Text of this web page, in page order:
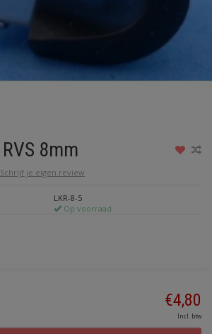
8mm
Schrijf je eigen review
LKR-8-5
Op voorraad
€4,80
Incl. btw